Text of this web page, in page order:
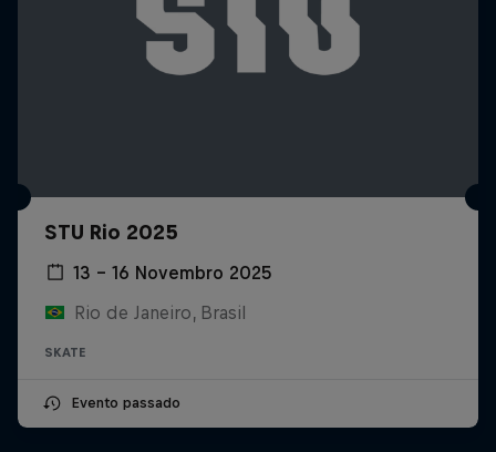
STU Rio 2025
13 – 16 Novembro 2025
Rio de Janeiro, Brasil
SKATE
Evento passado